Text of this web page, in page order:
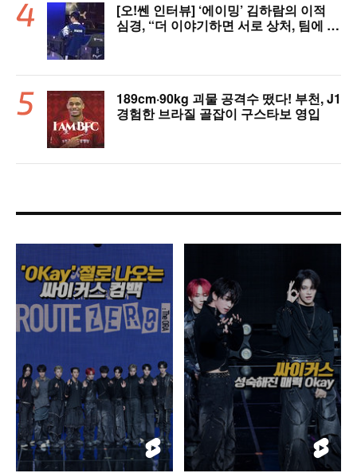
[오!쎈 인터뷰] ‘에이밍’ 김하람의 이적
심경, “더 이야기하면 서로 상처, 팀에 피
189cm·90kg 괴물 공격수 떴다! 부천, J1
경험한 브라질 골잡이 구스타보 영입